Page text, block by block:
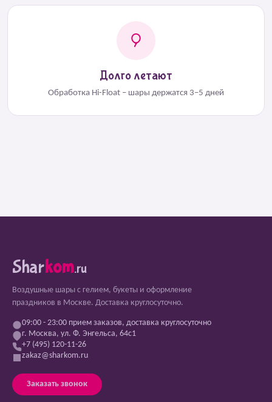
Долго летают
Обработка Hi-Float – шары держатся 3–5 дней
Sharkom.ru
Воздушные шары с гелием, букеты и оформление
праздников в Москве. Доставка круглосуточно.
09:00 - 23:00 прием заказов, доставка круглосуточно
г. Москва, ул. Ф. Энгельса, 64с1
+7 (495) 120-11-26
zakaz@sharkom.ru
Заказать звонок